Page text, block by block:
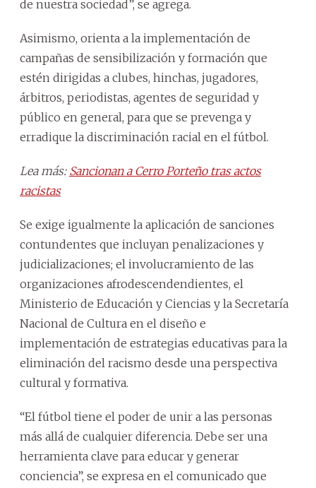
de nuestra sociedad”, se agrega.
Asimismo, orienta a la implementación de
campañas de sensibilización y formación que
estén dirigidas a clubes, hinchas, jugadores,
árbitros, periodistas, agentes de seguridad y
público en general, para que se prevenga y
erradique la discriminación racial en el fútbol.
Lea más: Sancionan a Cerro Porteño tras actos
racistas
Se exige igualmente la aplicación de sanciones
contundentes que incluyan penalizaciones y
judicializaciones; el involucramiento de las
organizaciones afrodescendendientes, el
Ministerio de Educación y Ciencias y la Secretaría
Nacional de Cultura en el diseño e
implementación de estrategias educativas para la
eliminación del racismo desde una perspectiva
cultural y formativa.
“El fútbol tiene el poder de unir a las personas
más allá de cualquier diferencia. Debe ser una
herramienta clave para educar y generar
conciencia”, se expresa en el comunicado que